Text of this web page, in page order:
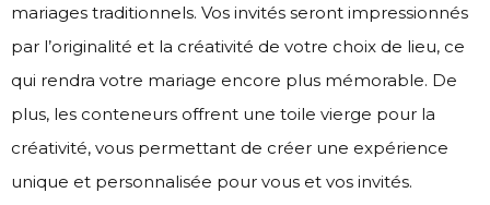
mariages traditionnels. Vos invités seront impressionnés
par l’originalité et la créativité de votre choix de lieu, ce
qui rendra votre mariage encore plus mémorable. De
plus, les conteneurs offrent une toile vierge pour la
créativité, vous permettant de créer une expérience
unique et personnalisée pour vous et vos invités.